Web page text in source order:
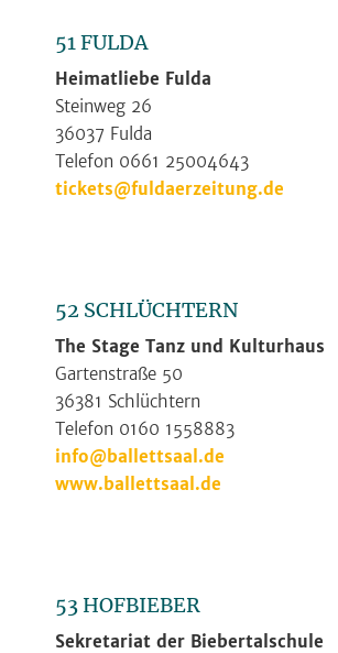
51 FULDA
Heimatliebe Fulda
Steinweg 26
36037 Fulda
Telefon 0661 25004643
tickets@fuldaerzeitung.de
52 SCHLÜCHTERN
The Stage Tanz und Kulturhaus
Gartenstraße 50
36381 Schlüchtern
Telefon 0160 1558883
info@ballettsaal.de
www.ballettsaal.de
53 HOFBIEBER
Sekretariat der Biebertalschule